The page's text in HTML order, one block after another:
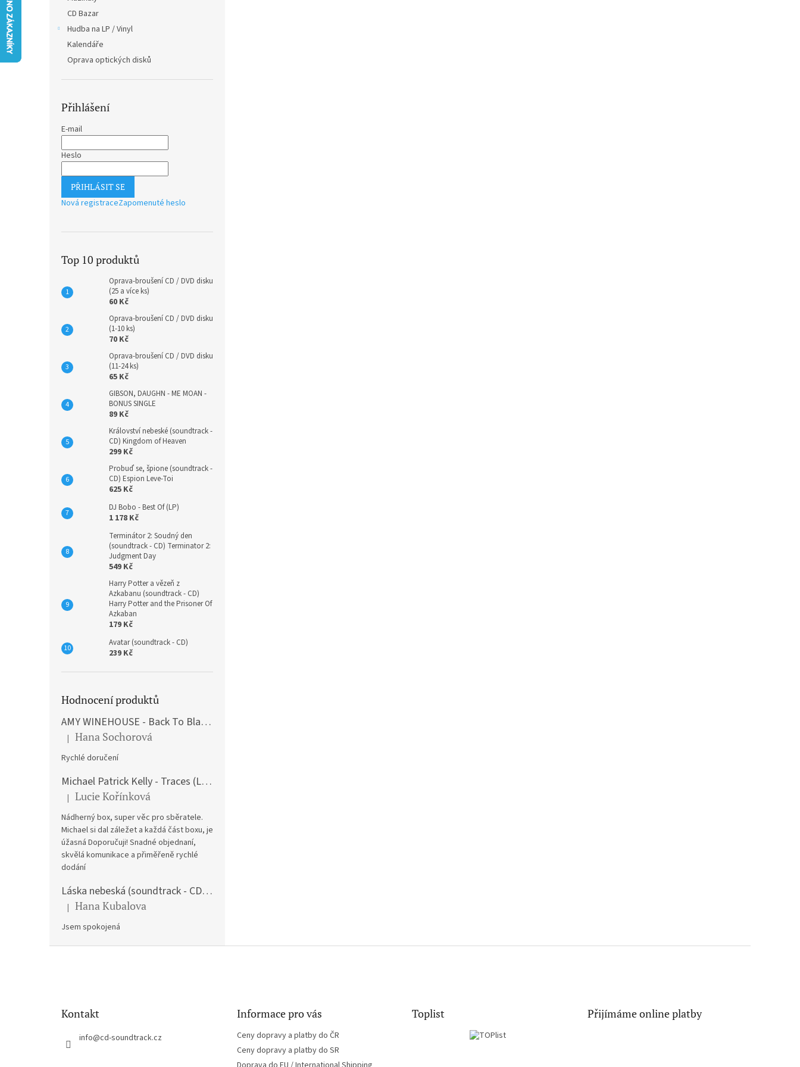
CD Bazar
Hudba na LP / Vinyl
Kalendáře
Oprava optických disků
Přihlášení
E-mail
Heslo
PŘIHLÁSIT SE
Nová registraceZapomenuté heslo
Top 10 produktů
Oprava-broušení CD / DVD disku
(25 a více ks)
60 Kč
Oprava-broušení CD / DVD disku
(1-10 ks)
70 Kč
Oprava-broušení CD / DVD disku
(11-24 ks)
65 Kč
GIBSON, DAUGHN - ME MOAN -
BONUS SINGLE
89 Kč
Království nebeské (soundtrack -
CD) Kingdom of Heaven
299 Kč
Probuď se, špione (soundtrack -
CD) Espion Leve-Toi
625 Kč
DJ Bobo - Best Of (LP)
1 178 Kč
Terminátor 2: Soudný den
(soundtrack - CD) Terminator 2:
Judgment Day
549 Kč
Harry Potter a vězeň z
Azkabanu (soundtrack - CD)
Harry Potter and the Prisoner Of
Azkaban
179 Kč
Avatar (soundtrack - CD)
239 Kč
Hodnocení produktů
AMY WINEHOUSE - Back To Black (LP)
Hodnocení produktu je 5 z 5 hvězdiček.
| Hana Sochorová
Rychlé doručení
Michael Patrick Kelly - Traces (Limited Edition) (Premium Box-Set) (LP)
Hodnocení produktu je 5 z 5 hvězdiček.
| Lucie Kořínková
Nádherný box, super věc pro sběratele.
Michael si dal záležet a každá část boxu, je
úžasná Doporučuji! Snadné objednaní,
skvělá komunikace a přiměřeně rychlé
dodání
Láska nebeská (soundtrack - CD) Love Actually
Hodnocení produktu je 5 z 5 hvězdiček.
| Hana Kubalova
Jsem spokojená
Kontakt
info@cd-soundtrack.cz
Informace pro vás
Ceny dopravy a platby do ČR
Ceny dopravy a platby do SR
Toplist Přijímáme online platby